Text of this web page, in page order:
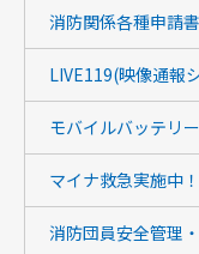
消防関係各種申請
LIVE119(映像通報
モバイルバッテリ
マイナ救急実施中！
消防団員安全管理